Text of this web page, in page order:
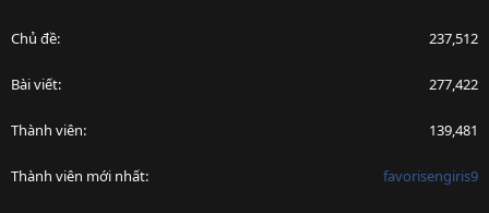
Chủ đề 237,512
Bài viết 277,422
Thành viên 139,481
Thành viên mới nhất favorisengiris9